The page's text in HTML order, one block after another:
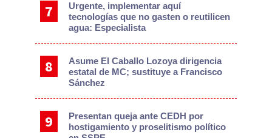
Urgente, implementar aquí
tecnologías que no gasten o reutilicen
agua: Especialista
Asume El Caballo Lozoya dirigencia
estatal de MC; sustituye a Francisco
Sánchez
Presentan queja ante CEDH por
hostigamiento y proselitismo político